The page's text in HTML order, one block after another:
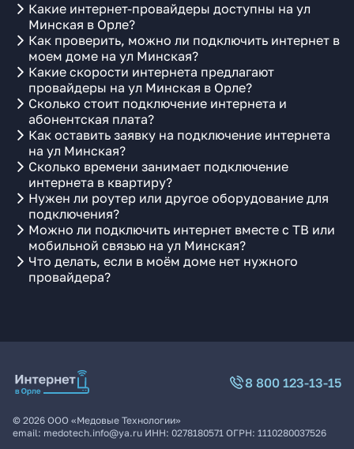
Какие интернет-провайдеры доступны на ул
Минская в Орле?
Как проверить, можно ли подключить интернет в
моем доме на ул Минская?
Какие скорости интернета предлагают
провайдеры на ул Минская в Орле?
Сколько стоит подключение интернета и
абонентская плата?
Как оставить заявку на подключение интернета
на ул Минская?
Сколько времени занимает подключение
интернета в квартиру?
Нужен ли роутер или другое оборудование для
подключения?
Можно ли подключить интернет вместе с ТВ или
мобильной связью на ул Минская?
Что делать, если в моём доме нет нужного
провайдера?
8 800 123-13-15
© 2026 ООО «Медовые Технологии»
email: medotech.info@ya.ru ИНН: 0278180571 ОГРН: 1110280037526